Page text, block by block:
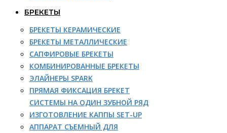
БРЕКЕТЫ
БРЕКЕТЫ КЕРАМИЧЕСКИЕ
БРЕКЕТЫ МЕТАЛЛИЧЕСКИЕ
САПФИРОВЫЕ БРЕКЕТЫ
КОМБИНИРОВАННЫЕ БРЕКЕТЫ
ЭЛАЙНЕРЫ SPARK
ПРЯМАЯ ФИКСАЦИЯ БРЕКЕТ
СИСТЕМЫ НА ОДИН ЗУБНОЙ РЯД
ИЗГОТОВЛЕНИЕ КАППЫ SET-UP
АППАРАТ СЪЕМНЫЙ ДЛЯ